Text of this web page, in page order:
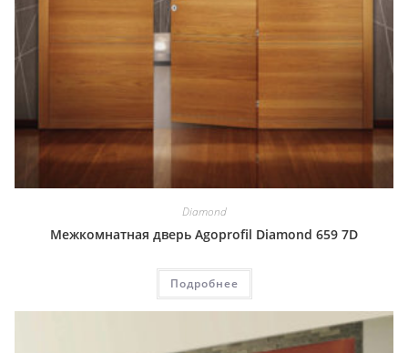
Diamond
Межкомнатная дверь Agoprofil Diamond 659 7D
Подробнее